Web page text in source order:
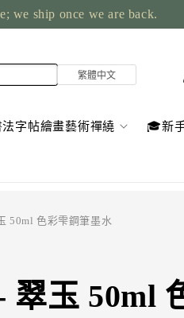
we ship once we are back.
法字帖繪畫藝術禪繞 🎓新
50ml 色彩雫鋼筆墨水
翠玉 50ml